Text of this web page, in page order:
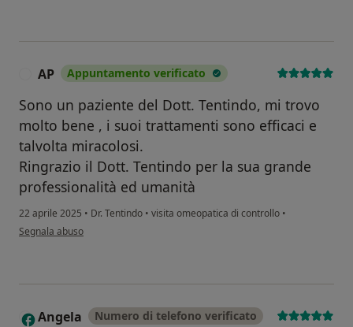
AP Appuntamento verificato
Sono un paziente del Dott. Tentindo, mi trovo
molto bene , i suoi trattamenti sono efficaci e
talvolta miracolosi.
Ringrazio il Dott. Tentindo per la sua grande
professionalità ed umanità
22 aprile 2025 • Dr. Tentindo • visita omeopatica di controllo •
secondo l'opinione dell'utente AP
Segnala abuso
A Angela Numero di telefono verificato